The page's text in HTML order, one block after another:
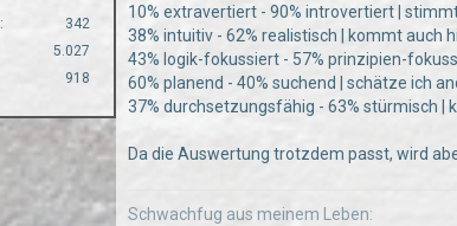
342
5.027
918
10% extravertiert - 90% introvertiert |
38% intuitiv - 62% realistisch | kommt auch
43% logik-fokussiert - 57% prinzipien-
60% planend - 40% suchend | schätze ich
37% durchsetzungsfähig - 63% stürmisch |
Da die Auswertung trotzdem passt, wird
Schwachfug aus meinem Leben: